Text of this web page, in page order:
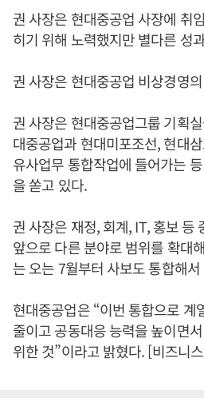
권 사장은 현대중공업 사장에 취
히기 위해 노력했지만 별다른 성
권 사장은 현대중공업 비상경영
권 사장은 현대중공업그룹 기획
대중공업과 현대미포조선, 현대
유사업무 통합작업에 들어가는
을 쏟고 있다.
권 사장은 재정, 회계, IT, 홍보 등
앞으로 다른 분야로 범위를 확대
는 오는 7월부터 사보도 통합해
현대중공업은 “이번 통합으로 계
줄이고 공동대응 능력을 높이면
위한 것”이라고 밝혔다. [비즈니